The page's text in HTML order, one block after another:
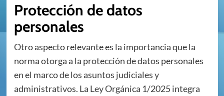
Protección de datos
personales
Otro aspecto relevante es la importancia que la
norma otorga a la protección de datos personales
en el marco de los asuntos judiciales y
administrativos. La Ley Orgánica 1/2025 integra